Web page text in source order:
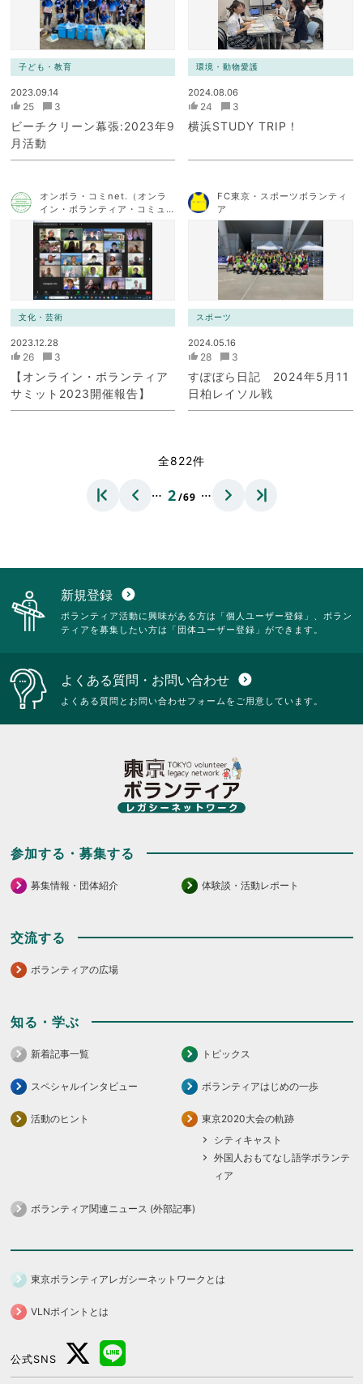
子ども・教育
2023.09.14
25 3
ビーチクリーン幕張:2023年9
月活動
環境・動物愛護
2024.08.06
24 3
横浜STUDY TRIP！
オンボラ・コミnet.（オンラ
イン・ボランティア・コミュ
ニケーション・ネットワー
ク）
文化・芸術
2023.12.28
26 3
【オンライン・ボランティア
サミット2023開催報告】
FC東京・スポーツボランティ
ア
スポーツ
2024.05.16
28 3
すぽぼら日記 2024年5月11
日柏レイソル戦
全822件
… 2/69 …
新規登録 expand_circle_down
ボランティア活動に興味がある方は「個人ユーザー登録」、ボラン
ティアを募集したい方は「団体ユーザー登録」ができます。
よくある質問・お問い合わせ expand_circle_down
よくある質問とお問い合わせフォームをご用意しています。
参加する・募集する
募集情報・団体紹介 体験談・活動レポート
交流する
ボランティアの広場
知る・学ぶ
新着記事一覧 トピックス
スペシャルインタビュー ボランティアはじめの一歩
活動のヒント
東京2020大会の軌跡
シティキャスト
外国人おもてなし語学ボランテ
ィア
ボランティア関連ニュース (外部記事)
東京ボランティアレガシーネットワークとは
VLNポイントとは
公式SNS